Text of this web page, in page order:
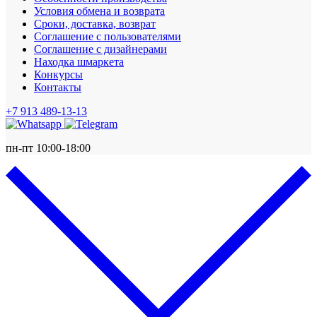
Условия обмена и возврата
Сроки, доставка, возврат
Соглашение с пользователями
Соглашение с дизайнерами
Находка шмаркета
Конкурсы
Контакты
+7 913 489-13-13
пн-пт 10:00-18:00